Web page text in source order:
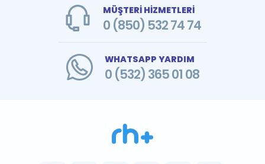
MÜŞTERİ HİZMETLERİ
0 (850) 532 74 74
WHATSAPP YARDIM
0 (532) 365 01 08